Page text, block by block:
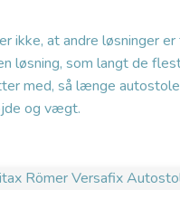
ikke, at andre løsninger
løsning, som langt de
med, så længe
og vægt.